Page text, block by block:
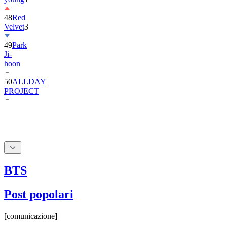
48Red
Velvet3
49Park
Ji-
hoon
50ALLDAY
PROJECT
BTS
Post popolari
[comunicazione]